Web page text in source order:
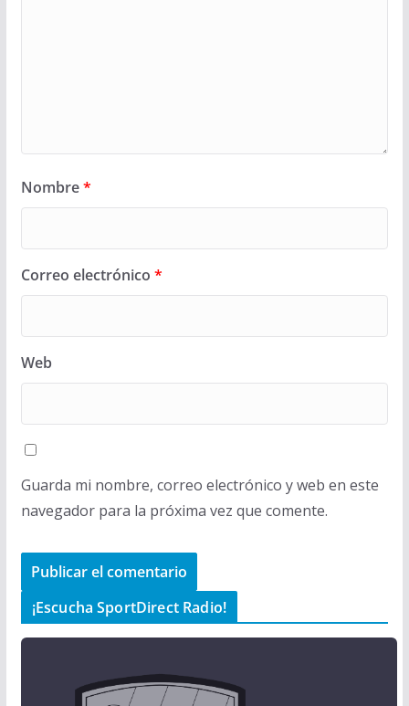
Nombre*
Correo electrónico *
Web
Guarda mi nombre, correo electrónico y web en este
navegador para la próxima vez que comente.
¡Escucha SportDirect Radio!